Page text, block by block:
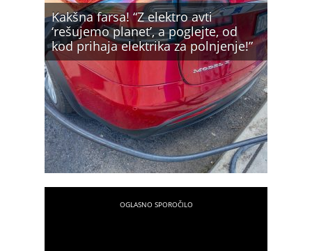
Kakšna farsa! “Z elektro avti
‘rešujemo planet’, a poglejte, od
kod prihaja elektrika za polnjenje!”